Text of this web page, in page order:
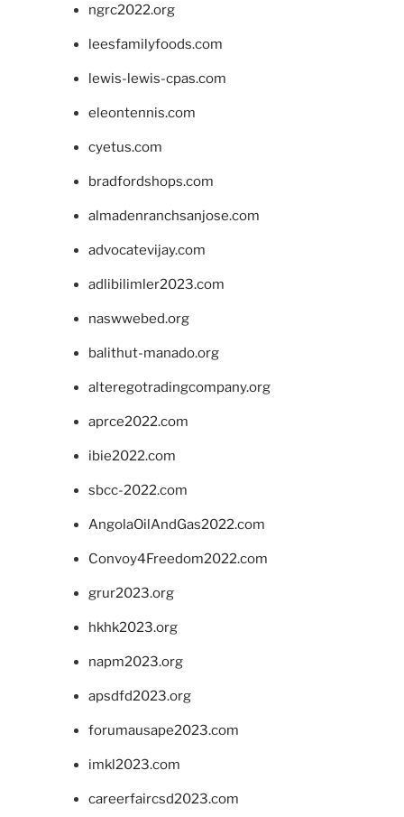
ngrc2022.org
leesfamilyfoods.com
lewis-lewis-cpas.com
eleontennis.com
cyetus.com
bradfordshops.com
almadenranchsanjose.com
advocatevijay.com
adlibilimler2023.com
naswwebed.org
balithut-manado.org
alteregotradingcompany.org
aprce2022.com
ibie2022.com
sbcc-2022.com
AngolaOilAndGas2022.com
Convoy4Freedom2022.com
grur2023.org
hkhk2023.org
napm2023.org
apsdfd2023.org
forumausape2023.com
imkl2023.com
careerfaircsd2023.com